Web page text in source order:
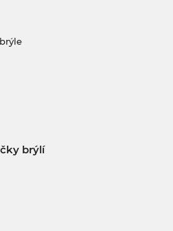
brýlí